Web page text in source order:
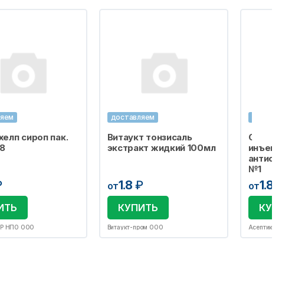
сироп пак.
НПО ООО
доставляем
Витаукт тонзисаль
экстракт жидкий 100мл
от1.8 ₽
КУПИТЬ
Витаукт-пром ООО
Салфетка
инъекций
№1
от1.8
КУПИТЬ
Асептика М.К.